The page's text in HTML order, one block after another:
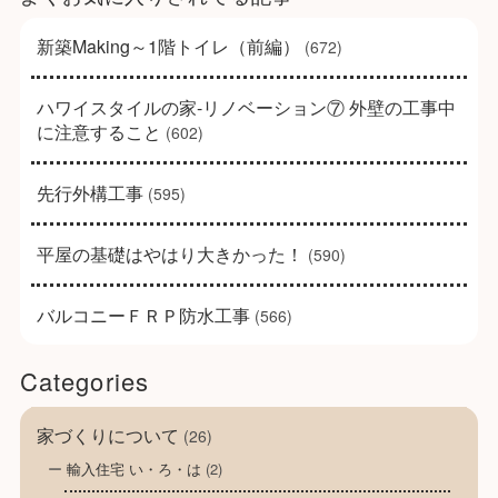
新築Making～1階トイレ（前編） (672)
ハワイスタイルの家-リノベーション⑦ 外壁の工事中
に注意すること (602)
先行外構工事(595)
平屋の基礎はやはり大きかった！ (590)
バルコニーＦＲＰ防水工事(566)
Categories
家づくりについて (26)
輸入住宅 い・ろ・は (2)